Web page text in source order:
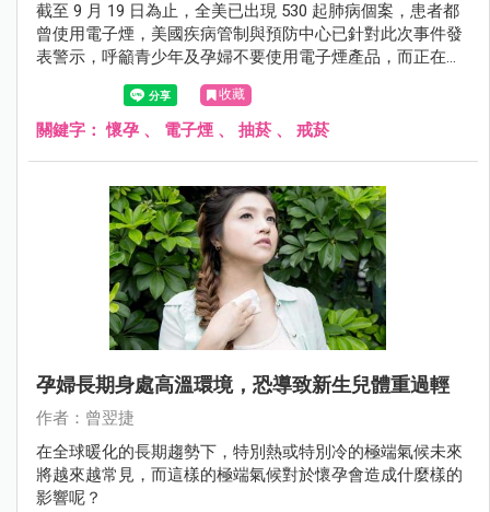
截至 9 月 19 日為止，全美已出現 530 起肺病個案，患者都
曾使用電子煙，美國疾病管制與預防中心已針對此次事件發
表警示，呼籲青少年及孕婦不要使用電子煙產品，而正在嘗
試使用電子煙戒除菸癮的成人，也建議應經由醫師指示嘗試
其他戒除方式，以免造成傷害。
收藏
關鍵字：懷孕 、 電子煙 、 抽菸 、 戒菸
孕婦長期身處高溫環境，恐導致新生兒體重過輕
作者：曾翌捷
在全球暖化的長期趨勢下，特別熱或特別冷的極端氣候未來
將越來越常見，而這樣的極端氣候對於懷孕會造成什麼樣的
影響呢？